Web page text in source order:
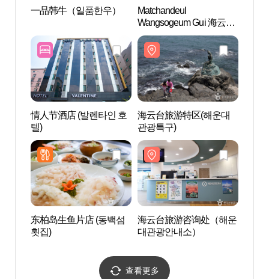
一品韩牛（일품한우）
Matchandeul
Wangsogeum Gui 海云台(
맛찬들왕소금구이 해운
대 )
情人节酒店 (발렌타인 호
텔)
海云台旅游特区(해운대
관광특구)
东柏岛生鱼片店 (동백섬
횟집)
海云台旅游咨询处（해운
대관광안내소）
查看更多